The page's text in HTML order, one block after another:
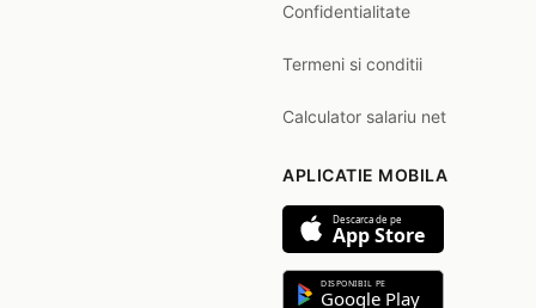
Confidentialitate
Termeni si conditii
Calculator salariu net
APLICATIE MOBILA
Descarca de pe
App Store
DISPONIBIL PE
Google Play